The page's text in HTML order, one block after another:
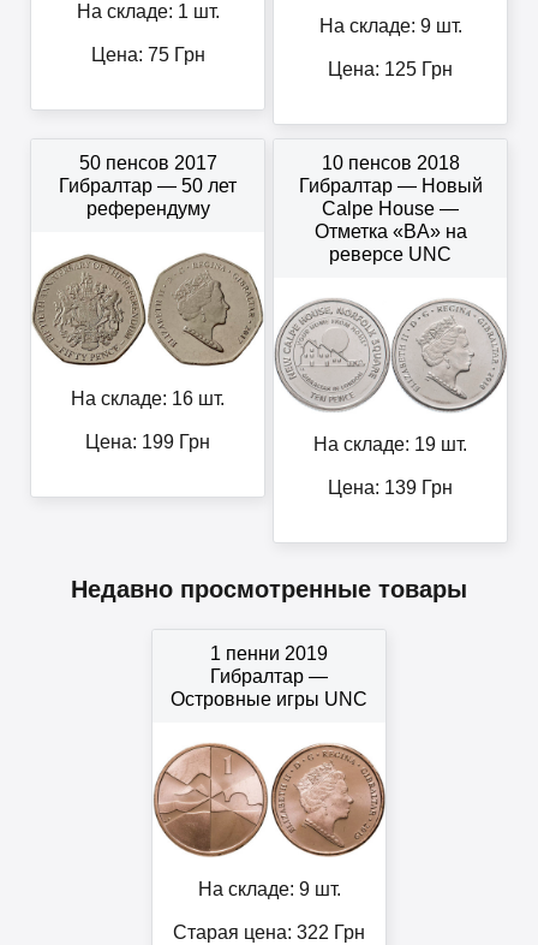
На складе: 1 шт.
Цена: 75Грн
На складе: 9 шт.
Цена: 125 Грн
50 пенсов 2017
Гибралтар — 50 лет
референдуму
На складе: 16 шт.
Цена: 199 Грн
10 пенсов 2018
Гибралтар — Новый
Calpe House —
Отметка «BA» на
реверсе UNC
На складе: 19 шт.
Цена: 139 Грн
Недавно просмотренные товары
1 пенни 2019
Гибралтар —
Островные игры UNC
На складе: 9 шт.
Старая цена: 322 Грн